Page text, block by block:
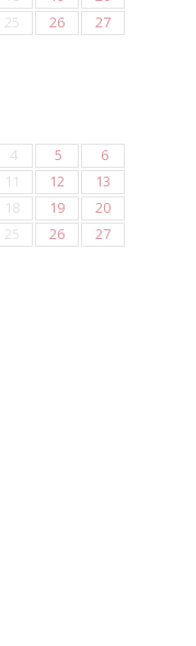
25 26
27
4 5
6
11 12
13
18 19
20
25 26
27